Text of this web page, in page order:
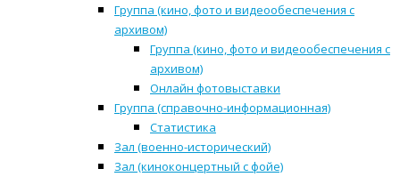
Группа (кино, фото и видеообеспечения с
архивом)
Группа (кино, фото и видеообеспечения с
архивом)
Онлайн фотовыставки
Группа (справочно-информационная)
Статистика
Зал (военно-исторический)
Зал (киноконцертный с фойе)